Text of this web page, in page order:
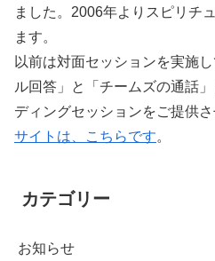
ました。2006年よりスピリチ
ます。
以前は対面セッションを実施
ル回答」と「チームズの通話
ディングセッションをご提供
サイトは、こちらです。
カテゴリー
お知らせ